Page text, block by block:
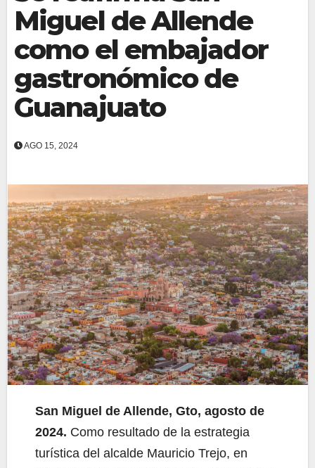
Miguel de Allende
como el embajador
gastronómico de
Guanajuato
AGO 15, 2024
San Miguel de Allende, Gto, agosto de
2024. Como resultado de la estrategia
turística del alcalde Mauricio Trejo, en